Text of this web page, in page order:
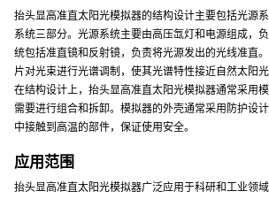
抬头显高准直太阳光模拟器的结构设计主要包括光源
系统三部分。光源系统主要由高压氙灯和电源组成，
统包括准直镜和反射镜，负责将光源发出的光线准直
片对光束进行光谱调制，使其光谱特性接近自然太阳光
在结构设计上，抬头显高准直太阳光模拟器通常采用
需要进行组合和拆卸。模拟器的外壳通常采用防护设
中接触到高温的部件，保证使用安全。
应用范围
抬头显高准直太阳光模拟器广泛应用于科研和工业领